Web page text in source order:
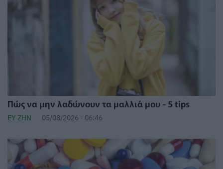
Πώς να μην λαδώνουν τα μαλλιά μου - 5 tips
ΕΥ ΖΗΝ 05/08/2026 - 06:46